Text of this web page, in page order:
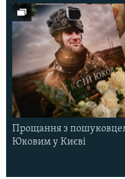
Прощання з
Юковим у Києві